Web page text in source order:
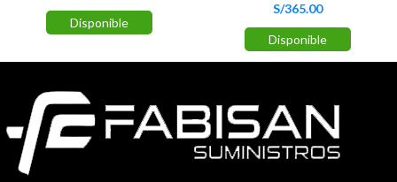
Disponible
S/365.00
Disponible